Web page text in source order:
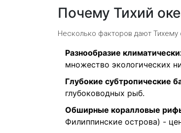
Почему Тихий
Несколько факторов дают Тихему
Разнообразие
множество экологических
Глубокие субтропические
глубоководных рыб.
Обширные коралловые
Филиппинские острова) -